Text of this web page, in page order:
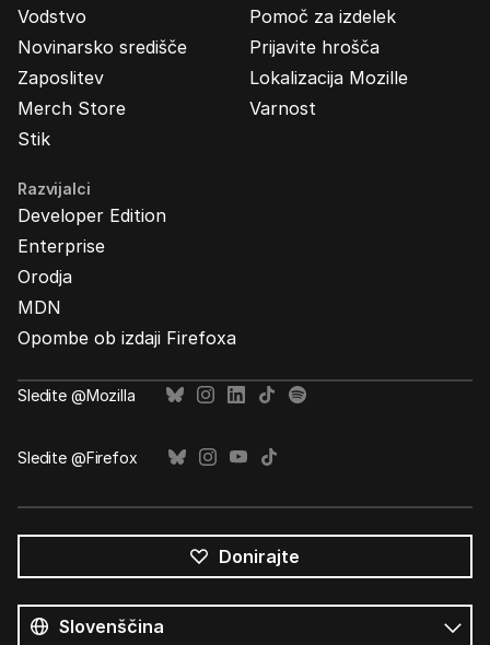
Vodstvo
Novinarsko središče
Zaposlitev
Merch Store
Stik
Pomoč za izdelek
Prijavite hrošča
Lokalizacija Mozille
Varnost
Razvijalci
Developer Edition
Enterprise
Orodja
MDN
Opombe ob izdaji Firefoxa
Sledite @Mozilla
Sledite @Firefox
Donirajte
jeziki
Jezik